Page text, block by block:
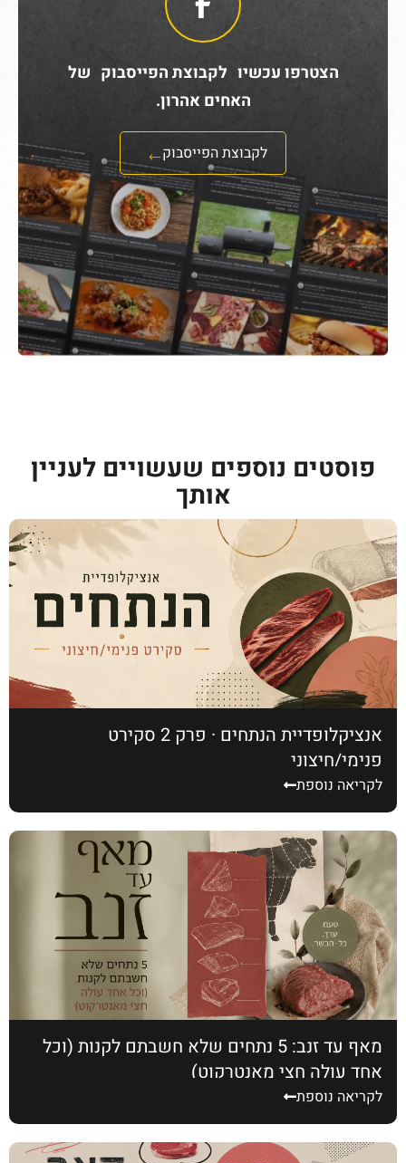
הצטרפו עכשיו לקבוצת הפייסבוק של
האחים אהרון.
לקבוצת הפייסבוק
פוסטים נוספים שעשויים לעניין
אותך
אנציקלופדיית הנתחים · פרק 2 סקירט
פנימי/חיצוני
לקריאה נוספת
מאף עד זנב: 5 נתחים שלא חשבתם לקנות (וכל
אחד עולה חצי מאנטרקוט)
לקריאה נוספת